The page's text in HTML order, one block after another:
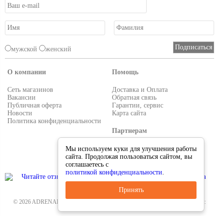
мужской женский
О компании
Сеть магазинов
Вакансии
Публичная оферта
Новости
Политика конфиденциальности
Помощь
Доставка и Оплата
Обратная связь
Гарантии, сервис
Карта сайта
Партнерам
Условия работы
Реквизиты
© 2026 ADRENALIN.RU-интернет магазин. Все для туризма и рыбалки. Тел.:
Мы используем куки для улучшения работы
сайта. Продолжая пользоваться сайтом, вы
соглашаетесь с
политикой конфиденциальности.
Принять